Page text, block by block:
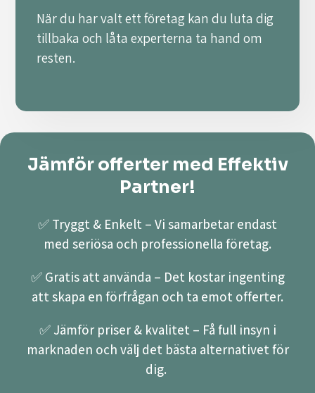
När du har valt ett företag kan du luta dig
tillbaka och låta experterna ta hand om
resten.
Jämför offerter med Effektiv
Partner!
✅ Tryggt & Enkelt – Vi samarbetar endast
med seriösa och professionella företag.
✅ Gratis att använda – Det kostar ingenting
att skapa en förfrågan och ta emot offerter.
✅ Jämför priser & kvalitet – Få full insyn i
marknaden och välj det bästa alternativet för
dig.